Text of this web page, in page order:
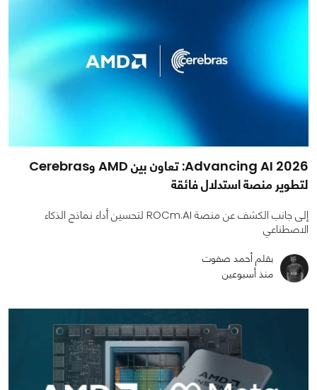
Advancing AI 2026: تعاون بين AMD وCerebras
لتطوير منصة استدلال فائقة
إلى جانب الكشف عن منصة ROCm.AI لتحسين أداء نماذج الذكاء
الاصطناعي
بقلم أحمد صفوت
منذ أسبوعين